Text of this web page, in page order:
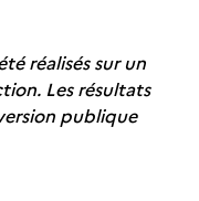
réalisés sur un
Les résultats
publique